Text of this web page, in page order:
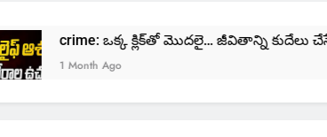
ఒక్క క్లిక్‌తో మొదలై… జీవితాన్ని కుదేలు చేసే మోసాలు..!!
Ago